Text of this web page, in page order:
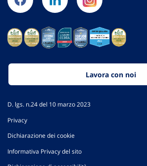
Lavora con noi
D. lgs. n.24 del 10 marzo 2023
Privacy
Dichiarazione dei cookie
Informativa Privacy del sito